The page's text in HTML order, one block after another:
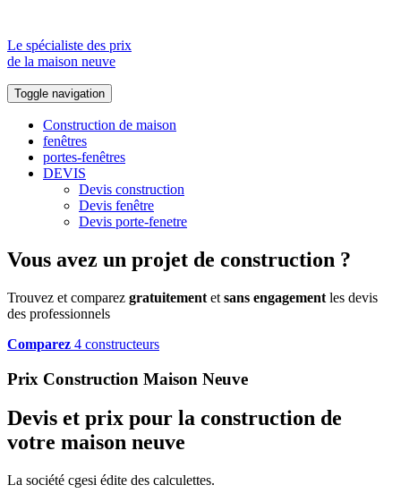
Le spécialiste des prix
de la maison neuve
Toggle navigation
Construction de maison
fenêtres
portes-fenêtres
DEVIS
Devis construction
Devis fenêtre
Devis porte-fenetre
Vous avez un projet de construction ?
Trouvez et comparez gratuitement et sans engagement les devis
des professionnels
Comparez 4 constructeurs
Prix Construction Maison Neuve
Devis et prix pour la construction de
votre maison neuve
La société cgesi édite des calculettes.